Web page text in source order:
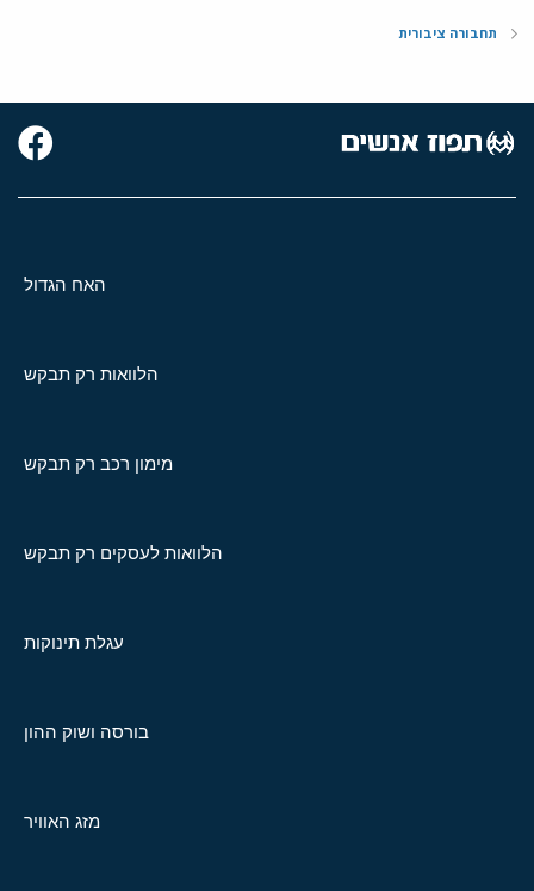
תחבורה ציבורית
האח הגדול
הלוואות רק תבקש
מימון רכב רק תבקש
הלוואות לעסקים רק תבקש
עגלת תינוקות
בורסה ושוק ההון
מזג האוויר